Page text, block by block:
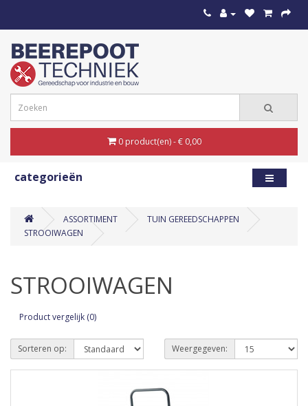
0 product(en) - € 0,00
categorieën
ASSORTIMENT
TUIN GEREEDSCHAPPEN
STROOIWAGEN
STROOIWAGEN
Product vergelijk (0)
Sorteren op: Weergegeven: